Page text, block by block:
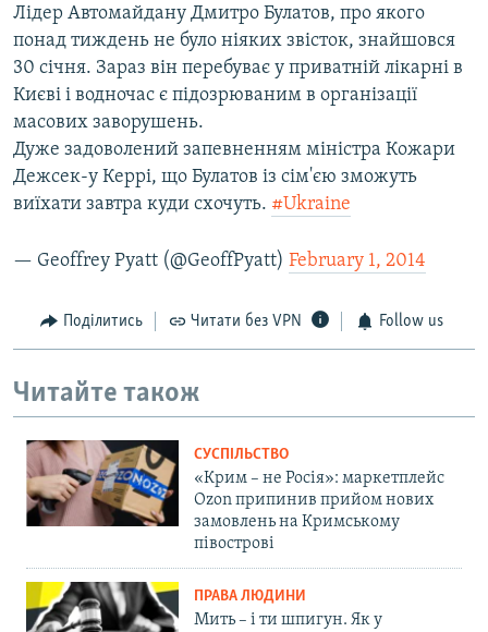
Лідер Автомайдану Дмитро Булатов, про якого
понад тиждень не було ніяких звісток, знайшовся
30 січня. Зараз він перебуває у приватній лікарні в
Києві і водночас є підозрюваним в організації
масових заворушень.
Дуже задоволений запевненням міністра Кожари
Дежсек-у Керрі, що Булатов із сім'єю зможуть
виїхати завтра куди схочуть. #Ukraine
— Geoffrey Pyatt (@GeoffPyatt) February 1, 2014
Поділитись Читати без VPN Follow us
Читайте також
СУСПІЛЬСТВО
«Крим – не Росія»: маркетплейс
Ozon припинив прийом нових
замовлень на Кримському
півострові
ПРАВА ЛЮДИНИ
Мить – і ти шпигун. Як у